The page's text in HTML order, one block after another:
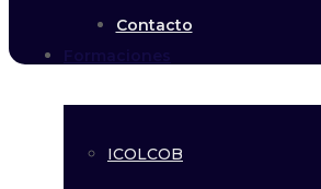
Contacto
Formaciones
ICOLCOB